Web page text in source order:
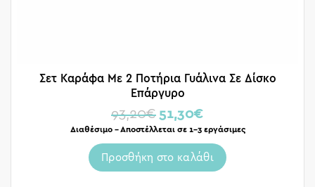
Σετ Καράφα Με 2 Ποτήρια Γυάλινα Σε Δίσκο
Επάργυρο
93,20€ 51,30€
Διαθέσιμο – Αποστέλλεται σε 1-3 εργάσιμες
Προσθήκη στο καλάθι